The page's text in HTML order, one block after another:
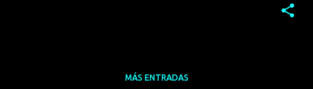
MÁS ENTRADAS